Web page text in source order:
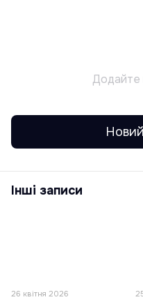
Додайте
Інші записи
26 квітня 2026